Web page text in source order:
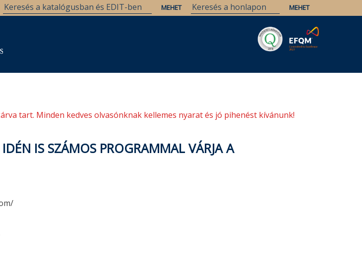
tart. Minden kedves olvasónknak kellemes nyarat és jó pihenést kívánunk!
IS SZÁMOS PROGRAMMAL VÁRJA A